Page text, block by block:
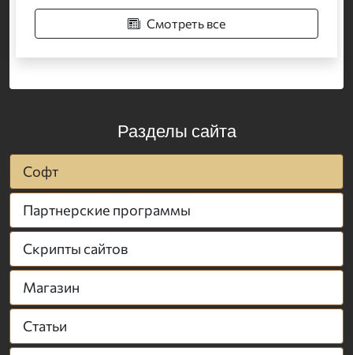
Смотреть все
Разделы сайта
Софт
Партнерские программы
Скрипты сайтов
Магазин
Статьи